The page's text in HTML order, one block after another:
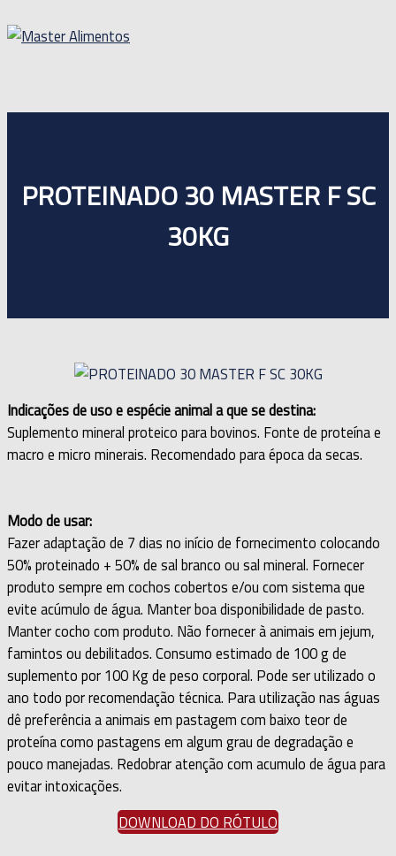
para
PROTEINADO 30 MASTER F SC
30KG
Indicações de uso e espécie animal a que se destina:
Suplemento mineral proteico para bovinos. Fonte de proteína e
macro e micro minerais. Recomendado para época da secas.
Modo de usar:
Fazer adaptação de 7 dias no início de fornecimento colocando
50% proteinado + 50% de sal branco ou sal mineral. Fornecer
produto sempre em cochos cobertos e/ou com sistema que
evite acúmulo de água. Manter boa disponibilidade de pasto.
Manter cocho com produto. Não fornecer à animais em jejum,
famintos ou debilitados. Consumo estimado de 100 g de
suplemento por 100 Kg de peso corporal. Pode ser utilizado o
ano todo por recomendação técnica. Para utilização nas águas
dê preferência a animais em pastagem com baixo teor de
proteína como pastagens em algum grau de degradação e
pouco manejadas. Redobrar atenção com acumulo de água para
evitar intoxicações.
DOWNLOAD DO RÓTULO